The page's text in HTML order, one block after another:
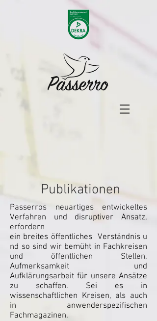
Publikationen
Passerros neuartiges entwickeltes
Verfahren und disruptiver Ansatz,
erfordern
ein breites öffentliches Verständnis u
nd so sind wir bemüht in Fachkreisen
und öffentlichen Stellen,
Aufmerksamkeit und
Aufklärungsarbeit für unsere Ansätze
zu schaffen. Sei es in
wissenschaftlichen Kreisen, als auch
in anwenderspezifischen
Fachmagazinen.